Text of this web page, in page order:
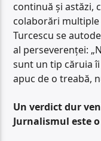
continuă și astăzi,
colaborări multiple
Turcescu se
al perseverenței:
sunt un tip căruia îi
apuc de o treabă,
Un verdict dur
Jurnalismul este